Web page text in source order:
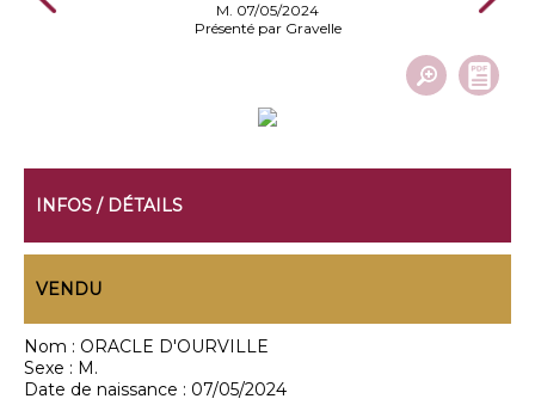
M. 07/05/2024
Présenté par Gravelle
INFOS / DÉTAILS
VENDU
Nom : ORACLE D'OURVILLE
Sexe : M.
Date de naissance : 07/05/2024